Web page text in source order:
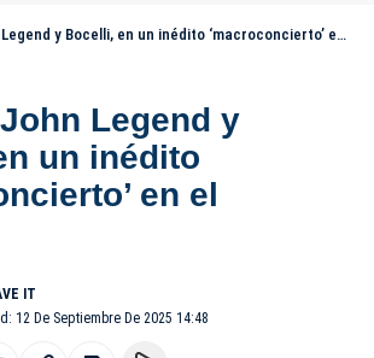
y Bocelli, en un inédito ‘macroconcierto’ en el Vaticano
Legend y
un inédito
en el
12 De Septiembre De 2025 14:48